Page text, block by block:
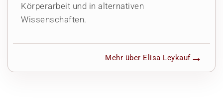
Körperarbeit und in alternativen
Wissenschaften.
Mehr über Elisa Leykauf